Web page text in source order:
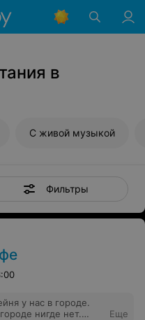
в
С живой музыкой
Фильтры
у нас в городе.
нигде нет.
Еще